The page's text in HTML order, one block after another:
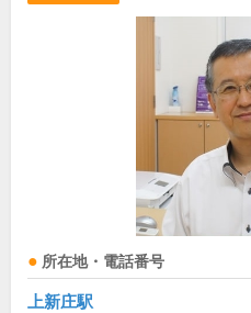
所在地・電話番号
上新庄駅